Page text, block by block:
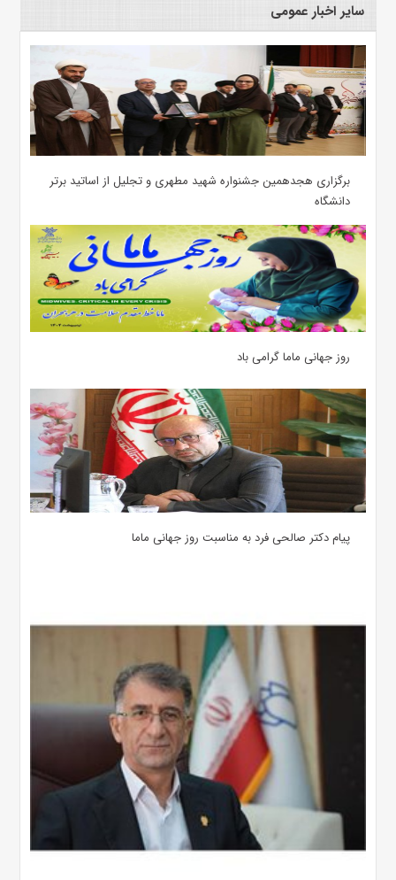
سایر اخبار عمومی
برگزاری هجدهمین جشنواره شهید مطهری و تجلیل از اساتید برتر
دانشگاه
روز جهانی ماما گرامی باد
پیام دکتر صالحی فرد به مناسبت روز جهانی ماما